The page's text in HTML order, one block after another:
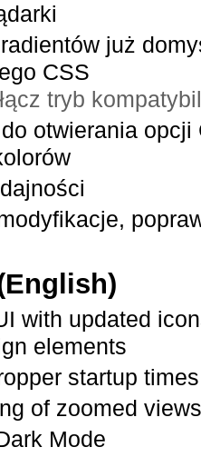
już
CSS
tryb
otwierania
with updated
elements
startup times
of zoomed
Mode